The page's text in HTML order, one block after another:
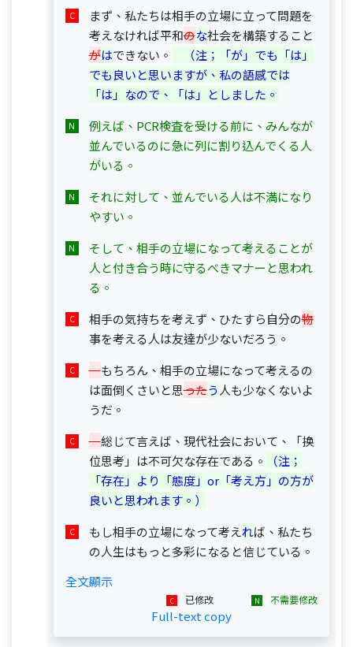
まず、私たちは相手の立場に立って問題を
考えなければ平和のな社会を構築すること
がはできない。
（注；「が」でも「は」
でも良いと思いますが、私の語感では
「は」なので、「は」としました。
例えば、PCR検査を受ける前に、みんなが
並んでいるのに急に列に割り込んでくる人
がいる。
それに対して、並んでいる人は不満になり
やすい。
そして、相手の立場になって考えることが
人と付き合う時に守るべきマナーと思われ
る。
相手の気持ちを考えず、ひたすら自分の物
事を考える人は友達が少ないだろう。
もちろん、相手の立場になって考えるの
は面倒くさいと思ったう 人も少なくないよ
うだ。
総じて言えば、現代社会において、「换
位思考」は不可欠な存在である。
（注；
「存在」より「態度」or「考え方」の方が
良いと思われます。）
もし相手の立場になって考えれば、私たち
の人生はもっと多彩になると信じている。
全文顯示
已修改 不需要修改
Full-text copy